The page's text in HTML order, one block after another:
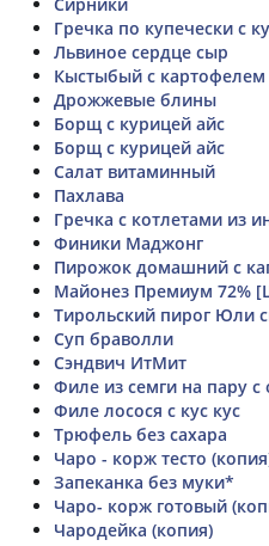
Гречка по купечески с
Львиное сердце сыр
Кыстыбый с
Дрожжевые блины
Борщ с курицей айс
Борщ с курицей айс
Салат витаминный
Пахлава
Гречка с котлетами из
Финики Маджонг
Пирожок домашний с
Майонез Премиум 72%
Тирольский пирог Юли
Суп браволли
Сэндвич ИтМит
Филе из семги на пару
Филе лосося с кус кус
Трюфель без сахара
Чаро - корж тесто
Запеканка без муки*
Чаро- корж готовый
Чародейка (копия)